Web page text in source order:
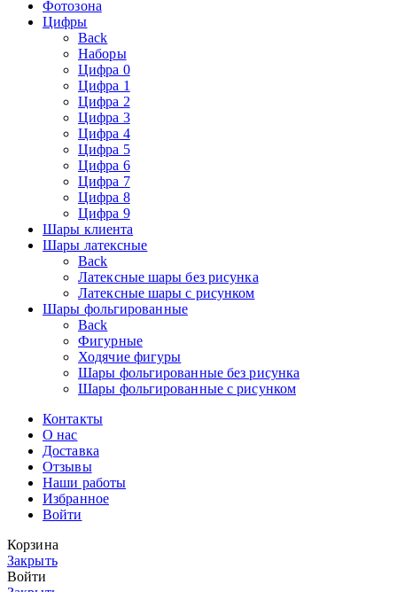
Фотозона
Цифры
Back
Наборы
Цифра 0
Цифра 1
Цифра 2
Цифра 3
Цифра 4
Цифра 5
Цифра 6
Цифра 7
Цифра 8
Цифра 9
Шары клиента
Шары латексные
Back
Латексные шары без рисунка
Латексные шары с рисунком
Шары фольгированные
Back
Фигурные
Ходячие фигуры
Шары фольгированные без рисунка
Шары фольгированные с рисунком
Контакты
О нас
Доставка
Отзывы
Наши работы
Избранное
Войти
Корзина
Закрыть
Войти